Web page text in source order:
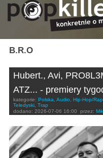
B.R.O
Hubert., Avi,
ATZ... - premiery
kategorie: Polska, Audio, Hip-Hop/Rap
Teledyski, Trap
dodano: 2026-07-06 16:00 przez: